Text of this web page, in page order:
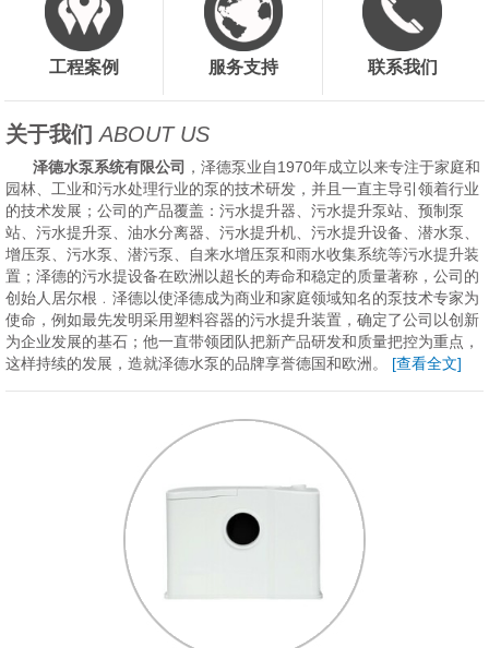
工程案例 服务支持 联系我们
关于我们 ABOUT US
泽德水泵系统有限公司 ，泽德泵业自1970年成立以来专注于家庭和
园林、工业和污水处理行业的泵的技术研发，并且一直主导引领着行业
的技术发展；公司的产品覆盖：污水提升器、污水提升泵站、预制泵
站、污水提升泵、油水分离器、污水提升机、污水提升设备、潜水泵、
增压泵、污水泵、潜污泵、自来水增压泵和雨水收集系统等污水提升装
置；泽德的污水提设备在欧洲以超长的寿命和稳定的质量著称，公司的
创始人居尔根﹒泽德以使泽德成为商业和家庭领域知名的泵技术专家为
使命，例如最先发明采用塑料容器的污水提升装置，确定了公司以创新
为企业发展的基石；他一直带领团队把新产品研发和质量把控为重点，
这样持续的发展，造就泽德水泵的品牌享誉德国和欧洲。 [查看全文]